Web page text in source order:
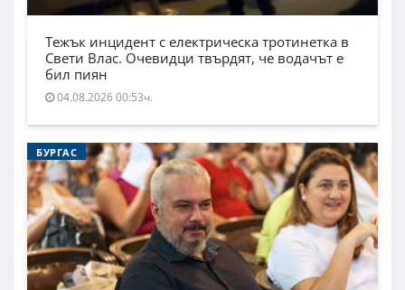
Тежък инцидент с електрическа тротинетка в
Свети Влас. Очевидци твърдят, че водачът е
бил пиян
04.08.2026 00:53ч.
БУРГАС